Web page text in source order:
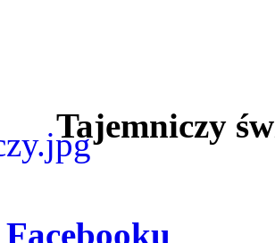
Tajemniczy
Facebooku